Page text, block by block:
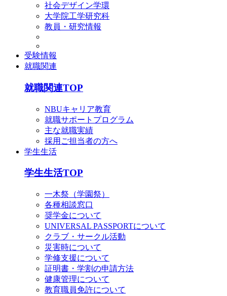
社会デザイン学環
大学院工学研究科
教員・研究情報
受験情報
就職関連
就職関連TOP
NBUキャリア教育
就職サポートプログラム
主な就職実績
採用ご担当者の方へ
学生生活
学生生活TOP
一木祭（学園祭）
各種相談窓口
奨学金について
UNIVERSAL PASSPORTについて
クラブ・サークル活動
災害時について
学修支援について
証明書・学割の申請方法
健康管理について
教育職員免許について